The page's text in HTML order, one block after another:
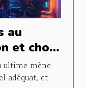
au
et choix
de jeu
ultime mène
adéquat, et